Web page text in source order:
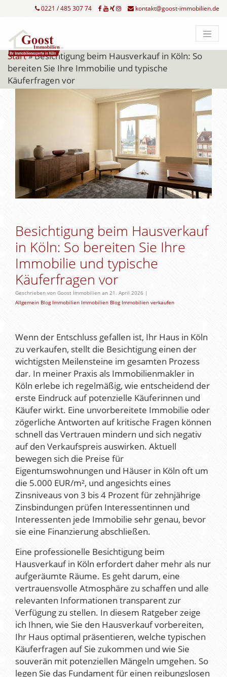
0221 / 485 307 74 kontakt@goost-immobilien.de
Start»Besichtigung beim Hausverkauf in Köln: So
bereiten Sie Ihre Immobilie und typische
Käuferfragen vor
Besichtigung beim Hausverkauf
in Köln: So bereiten Sie Ihre
Immobilie und typische
Käuferfragen vor
Geschrieben von Goost Immobilien an 21. April 2026 |
Allgemein Blog Immobilien Immobilien Blog Immobilien verkaufen
Wenn der Entschluss gefallen ist, Ihr Haus in Köln
zu verkaufen, stellt die Besichtigung einen der
wichtigsten Meilensteine im gesamten Prozess
dar. In meiner Praxis als Immobilienmakler in
Köln erlebe ich regelmäßig, wie entscheidend der
erste Eindruck auf potenzielle Käuferinnen und
Käufer wirkt. Eine unvorbereitete Immobilie oder
zögerliche Antworten auf kritische Fragen können
schnell das Vertrauen mindern und sich negativ
auf den Verkaufspreis auswirken. Aktuell
bewegen sich die Preise für
Eigentumswohnungen und Häuser in Köln oft um
die 5.000 EUR/m², und angesichts eines
Zinsniveaus von 3 bis 4 Prozent für zehnjährige
Zinsbindungen prüfen Interessentinnen und
Interessenten jede Immobilie sehr genau, bevor
sie eine Finanzierung abschließen.
Eine professionelle Besichtigung beim
Hausverkauf in Köln erfordert daher mehr als nur
aufgeräumte Räume. Es geht darum, eine
vertrauensvolle Atmosphäre zu schaffen und alle
relevanten Informationen transparent zur
Verfügung zu stellen. In diesem Ratgeber zeige
ich Ihnen, wie Sie den Hausverkauf vorbereiten,
Ihr Haus optimal präsentieren, welche typischen
Käuferfragen auf Sie zukommen und wie Sie
souverän mit potenziellen Mängeln umgehen. So
legen Sie das Fundament für einen reibungslosen